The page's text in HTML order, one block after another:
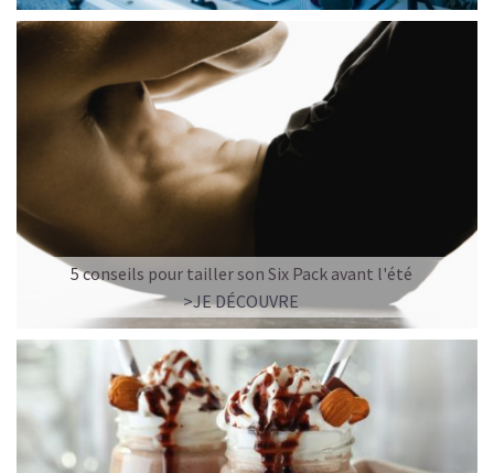
5 conseils pour tailler son Six Pack avant l'été
>JE DÉCOUVRE